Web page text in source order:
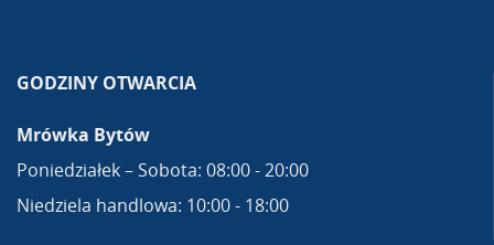
GODZINY OTWARCIA
Mrówka Bytów
Poniedziałek – Sobota: 08:00 - 20:00
Niedziela handlowa: 10:00 - 18:00